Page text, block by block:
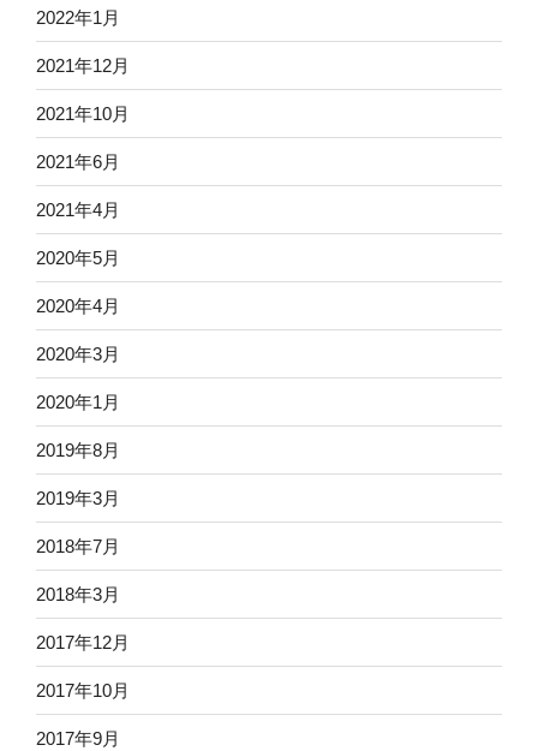
2022年1月
2021年12月
2021年10月
2021年6月
2021年4月
2020年5月
2020年4月
2020年3月
2020年1月
2019年8月
2019年3月
2018年7月
2018年3月
2017年12月
2017年10月
2017年9月